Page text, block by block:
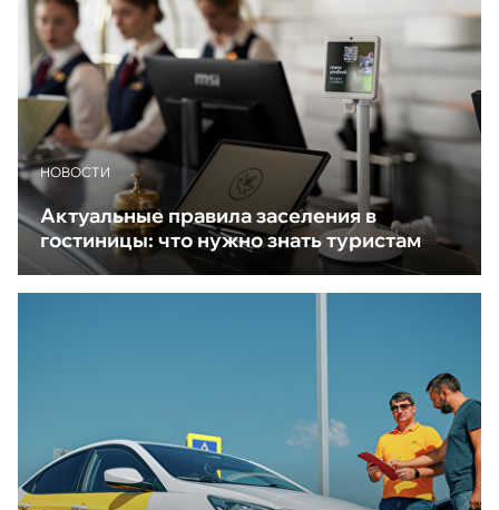
НОВОСТИ
Актуальные правила заселения в
гостиницы: что нужно знать туристам